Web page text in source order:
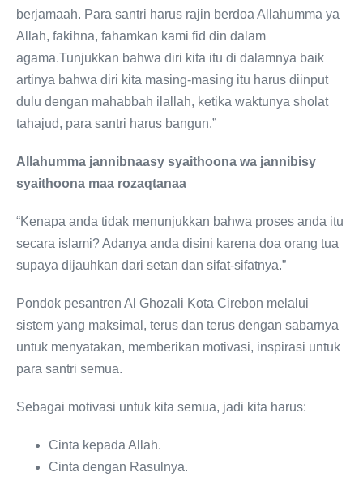
berjamaah. Para santri harus rajin berdoa Allahumma ya
Allah, fakihna, fahamkan kami fid din dalam
agama.Tunjukkan bahwa diri kita itu di dalamnya baik
artinya bahwa diri kita masing-masing itu harus diinput
dulu dengan mahabbah ilallah, ketika waktunya sholat
tahajud, para santri harus bangun.”
Allahumma jannibnaasy syaithoona wa jannibisy
syaithoona maa rozaqtanaa
“Kenapa anda tidak menunjukkan bahwa proses anda itu
secara islami? Adanya anda disini karena doa orang tua
supaya dijauhkan dari setan dan sifat-sifatnya.”
Pondok pesantren Al Ghozali Kota Cirebon melalui
sistem yang maksimal, terus dan terus dengan sabarnya
untuk menyatakan, memberikan motivasi, inspirasi untuk
para santri semua.
Sebagai motivasi untuk kita semua, jadi kita harus:
Cinta kepada Allah.
Cinta dengan Rasulnya.